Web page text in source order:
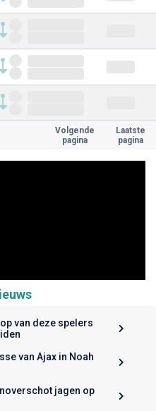
Volgende
pagina
Laatste
pagina
van deze spelers
van Ajax in Noah
jagen op